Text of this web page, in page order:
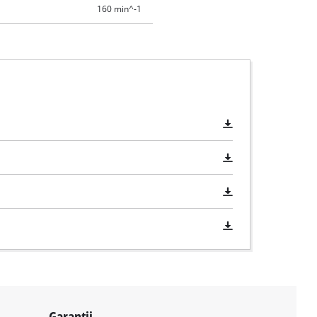
160 min^-1